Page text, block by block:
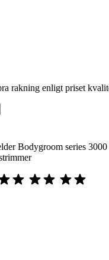
rakning enligt priset
Bodygroom series